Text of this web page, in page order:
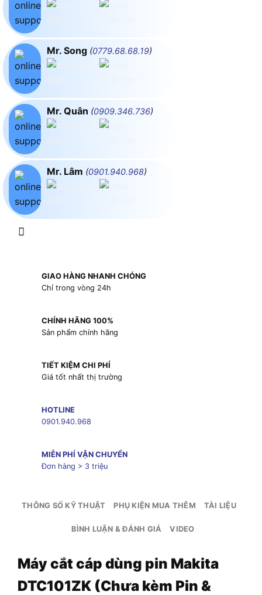
Mr. Song (0779.68.68.19)
Mr. Quân (0909.346.736)
Mr. Lâm (0901.940.968)
GIAO HÀNG NHANH CHÓNG
Chỉ trong vòng 24h
CHÍNH HÃNG 100%
Sản phẩm chính hãng
TIẾT KIỆM CHI PHÍ
Giá tốt nhất thị trường
HOTLINE
0901.940.968
MIỄN PHÍ VẬN CHUYỂN
Đơn hàng > 3 triệu
THÔNG SỐ KỸ THUẬT PHỤ KIỆN MUA THÊM TÀI LIỆU
BÌNH LUẬN & ĐÁNH GIÁ VIDEO
Máy cắt cáp dùng pin Makita
DTC101ZK (Chưa kèm Pin &